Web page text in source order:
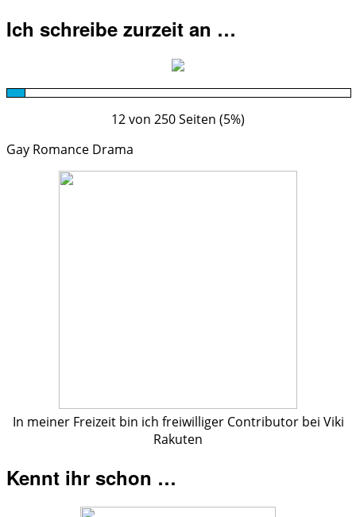
Ich schreibe zurzeit an …
12 von 250 Seiten (5%)
Gay Romance Drama
In meiner Freizeit bin ich freiwilliger Contributor bei Viki
Rakuten
Kennt ihr schon …